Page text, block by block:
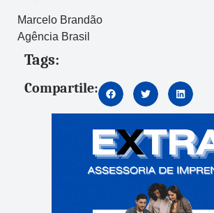
Marcelo Brandão
Agência Brasil
Tags:
Compartile: